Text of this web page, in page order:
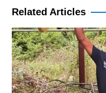
Related Articles